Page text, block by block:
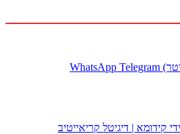
WhatsApp
| דיגיטל קריאייטיב